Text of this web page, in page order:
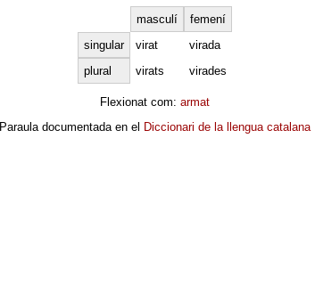
masculí
femení
singular
virat
virada
plural
virats virades
Flexionat com: armat
Paraula documentada en el Diccionari de la llengua catalana